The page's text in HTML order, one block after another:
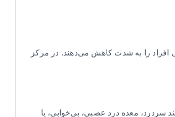
افراد را به شدت کاهش می‌دهند. در مرکز
سردرد، معده درد عصبی، بی‌خوابی، یا